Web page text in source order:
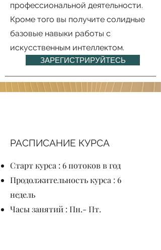
профессиональной деятельности.
Кроме того вы получите солидные
базовые навыки работы с
искусственным интеллектом.
ЗАРЕГИСТРИРУЙТЕСЬ
РАСПИСАНИЕ КУРСА
Старт курса : 6 потоков в год
Продолжительность курса : 6
недель
Часы занятий : Пн.- Пт.